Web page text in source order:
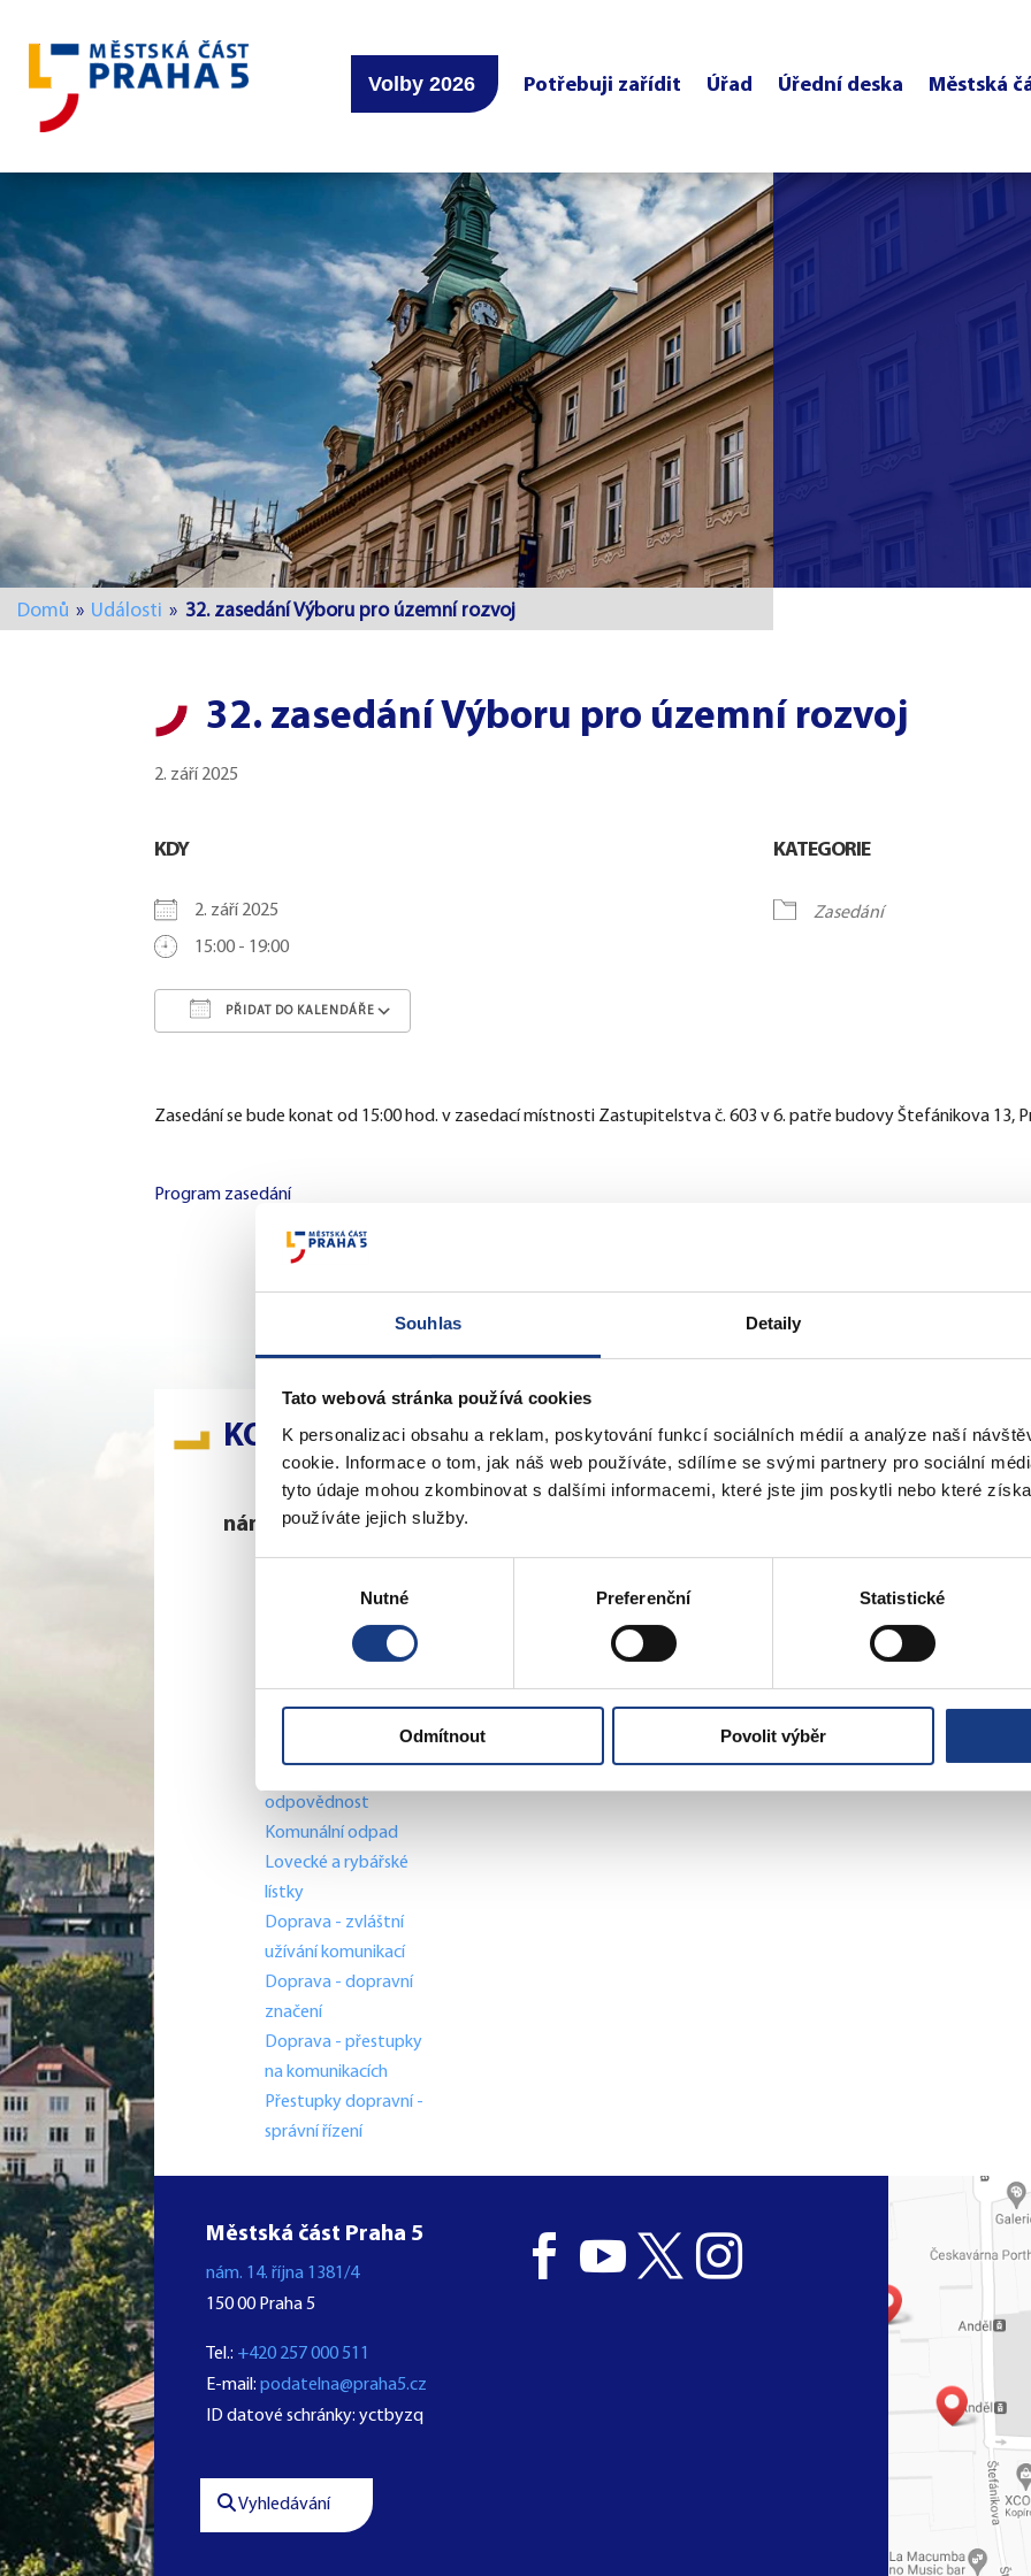
Souhlas Detaily
Tato webová stránka používá cookies
K personalizaci obsahu a reklam, poskytování funkcí sociálních médií a analýze naší
cookie. Informace o tom, jak náš web používáte, sdílíme se svými partnery pro sociální
tyto údaje mohou zkombinovat s dalšími informacemi, které jste jim poskytli nebo které
používáte jejich služby.
Nutné Preferenční Statistické
Odmítnout Povolit výběr
Volby 2026 Potřebuji zařídit Úřad Úřední deska Městská
Domů » Události » 32. zasedání Výboru pro územní rozvoj
32. zasedání Výboru pro územní rozvoj
2. září 2025
KDY
2. září 2025
15:00 - 19:00
PŘIDAT DO KALENDÁŘE
KATEGORIE
Zasedání
Zasedání se bude konat od 15:00 hod. v zasedací místnosti Zastupitelstva č. 603 v 6. patře budovy Štefánikova 13,
Program zasedání
KONTAKTY
nám. 14. října 4
Podatelna
Sociální záležitosti
Živnostenské
Stavební záležitosti
Školské záležitosti
Přestupky dopravní -
odpovědnost
Komunální odpad
Lovecké a rybářské
lístky
Doprava - zvláštní
užívání komunikací
Doprava - dopravní
značení
Doprava - přestupky
na komunikacích
Přestupky dopravní -
správní řízení
Informace
Vedení MČ
Osobní doklady
Czech POINT
Matriční záležitosti
Poplatky
Bytové záležitosti
Preslova 5
Parkovací karty
Městská část Praha 5
nám. 14. října 1381/4
150 00 Praha 5
Tel.: +420 257 000 511
E-mail:podatelna@praha5.cz
ID datové schránky: yctbyzq
Vyhledávání
   